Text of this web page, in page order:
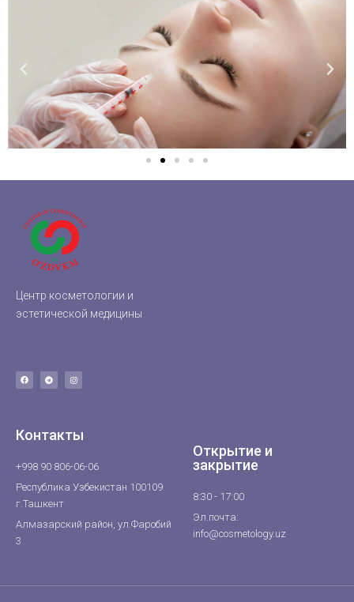
Центр косметологии и
эстетической медицины
Контакты
+998 90 806-06-06
Республика Узбекистан 100109
г.Ташкент
Алмазарский район, ул.Фаробий
3
Открытие и
закрытие
8:30 - 17:00
Эл.почта:
info@cosmetology.uz